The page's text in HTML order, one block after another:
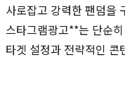
사로잡고 강력한 팬덤을
스타그램광고**는 단순
타겟 설정과 전략적인